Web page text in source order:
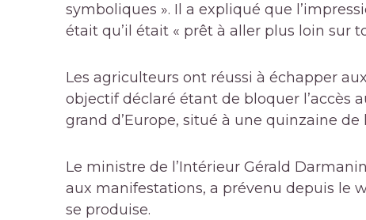
symboliques ». Il a expliqué que
était qu’il était « prêt à aller plus loin sur
Les agriculteurs ont réussi à échapper
objectif déclaré étant de bloquer l’accès
grand d’Europe, situé à une quinzaine de
Le ministre de l’Intérieur Gérald
aux manifestations, a prévenu depuis le
se produise.